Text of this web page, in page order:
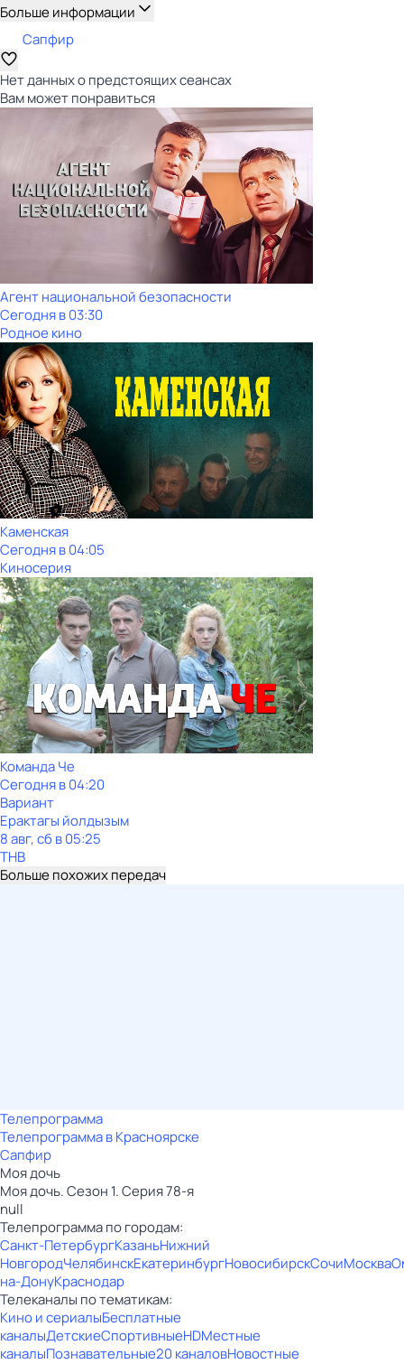
Больше информации
Сапфир
Нет данных о предстоящих сеансах
Вам может понравиться
Агент национальной безопасности
Сегодня в 03:30
Родное кино
Каменская
Сегодня в 04:05
Киносерия
Команда Че
Сегодня в 04:20
Вариант
Ерактагы йолдызым
8 авг, сб в 05:25
ТНВ
Больше похожих передач
Телепрограмма
Телепрограмма в Красноярске
Сапфир
Моя дочь
Моя дочь. Сезон 1. Серия 78-я
null
Телепрограмма по городам:
Санкт-ПетербургКазаньНижний
НовгородЧелябинскЕкатеринбургНовосибирскСочиМосква
на-ДонуКраснодар
Телеканалы по тематикам:
Кино и сериалыБесплатные
каналыДетскиеСпортивныеHDМестные
каналыПознавательные20 каналовНовостные